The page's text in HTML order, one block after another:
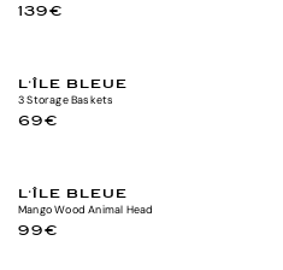
139€
L'ÎLE BLEUE
3 Storage Baskets
69€
L'ÎLE BLEUE
Mango Wood Animal Head
99€